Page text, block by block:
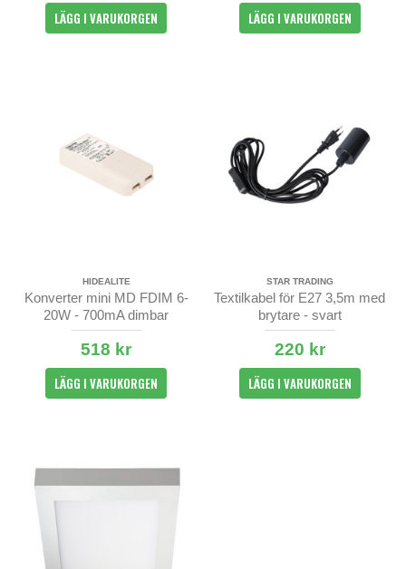
LÄGG I VARUKORGEN LÄGG I VARUKORGEN
HIDEALITE
Konverter mini MD FDIM 6-
20W - 700mA dimbar
518 kr
LÄGG I VARUKORGEN
STAR TRADING
Textilkabel för E27 3,5m med
brytare - svart
220 kr
LÄGG I VARUKORGEN